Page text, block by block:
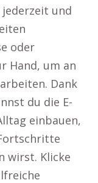
und
oder
Hand, um an
Dank
du die E-
einbauen,
wirst. Klicke